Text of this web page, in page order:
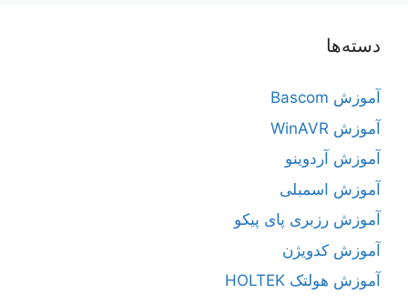
دسته‌ها
آموزش Bascom
آموزش WinAVR
آموزش آردوینو
آموزش اسمبلی
آموزش رزبری پای پیکو
آموزش کدویژن
آموزش هولتک HOLTEK